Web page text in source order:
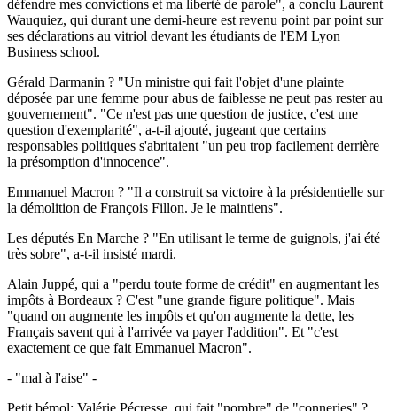
défendre mes convictions et ma liberté de parole", a conclu Laurent
Wauquiez, qui durant une demi-heure est revenu point par point sur
ses déclarations au vitriol devant les étudiants de l'EM Lyon
Business school.
Gérald Darmanin ? "Un ministre qui fait l'objet d'une plainte
déposée par une femme pour abus de faiblesse ne peut pas rester au
gouvernement". "Ce n'est pas une question de justice, c'est une
question d'exemplarité", a-t-il ajouté, jugeant que certains
responsables politiques s'abritaient "un peu trop facilement derrière
la présomption d'innocence".
Emmanuel Macron ? "Il a construit sa victoire à la présidentielle sur
la démolition de François Fillon. Je le maintiens".
Les députés En Marche ? "En utilisant le terme de guignols, j'ai été
très sobre", a-t-il insisté mardi.
Alain Juppé, qui a "perdu toute forme de crédit" en augmentant les
impôts à Bordeaux ? C'est "une grande figure politique". Mais
"quand on augmente les impôts et qu'on augmente la dette, les
Français savent qui à l'arrivée va payer l'addition". Et "c'est
exactement ce que fait Emmanuel Macron".
- "mal à l'aise" -
Petit bémol: Valérie Pécresse, qui fait "nombre" de "conneries" ?